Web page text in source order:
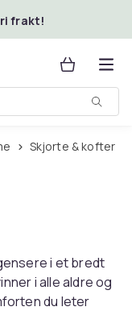
frakt!
Skjorte & kofter
i et bredt
i alle aldre og
du leter